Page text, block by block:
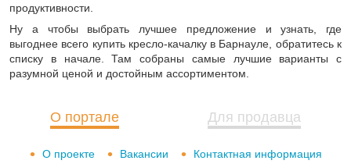
продуктивности.
Ну а чтобы выбрать лучшее предложение и узнать, где
выгоднее всего купить кресло-качалку в Барнауле, обратитесь к
списку в начале. Там собраны самые лучшие варианты с
разумной ценой и достойным ассортиментом.
О портале Для продавца
О проекте Вакансии Контактная информация